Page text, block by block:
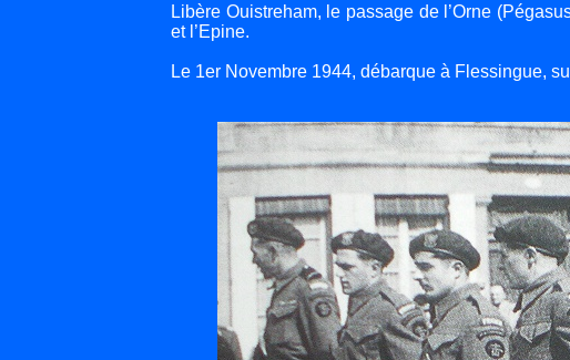
Libère Ouistreham, le passage de l’Orne
et l’Epine.
Le 1er Novembre 1944, débarque à Flessingue,